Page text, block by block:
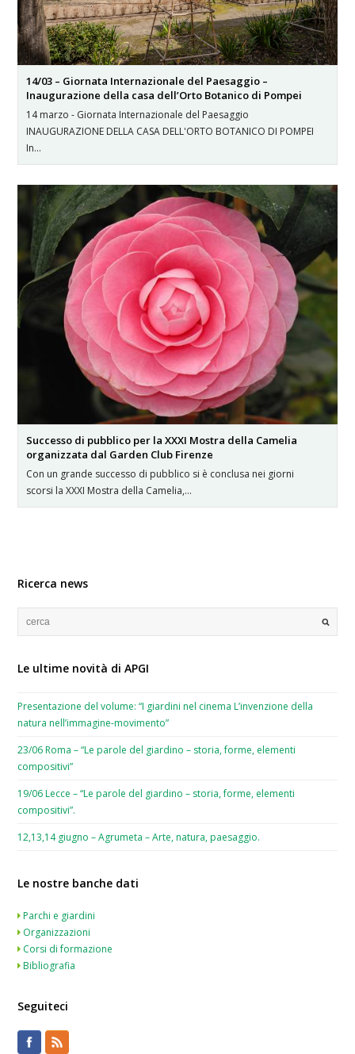
14/03 – Giornata Internazionale del Paesaggio –
Inaugurazione della casa dell’Orto Botanico di Pompei
14 marzo - Giornata Internazionale del Paesaggio
INAUGURAZIONE DELLA CASA DELL'ORTO BOTANICO DI POMPEI
In…
Successo di pubblico per la XXXI Mostra della Camelia
organizzata dal Garden Club Firenze
Con un grande successo di pubblico si è conclusa nei giorni
scorsi la XXXI Mostra della Camelia,…
Ricerca news
Le ultime novità di APGI
Presentazione del volume: “I giardini nel cinema L’invenzione della
natura nell’immagine-movimento”
23/06 Roma – “Le parole del giardino – storia, forme, elementi
compositivi”
19/06 Lecce – “Le parole del giardino – storia, forme, elementi
compositivi”.
12,13,14 giugno – Agrumeta – Arte, natura, paesaggio.
Le nostre banche dati
Parchi e giardini
Organizzazioni
Corsi di formazione
Bibliografia
Seguiteci